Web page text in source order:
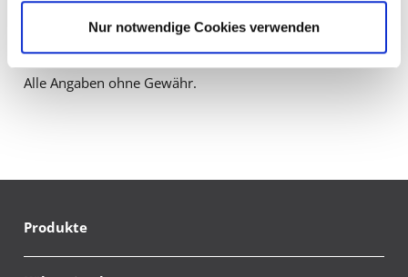
Überwachungsprogrammen verarbeiten, ohne
Nur notwendige Cookies verwenden
Umstellungen zu haben, sollte Handlungsbedarf
Alle Angaben ohne Gewähr.
Produkte